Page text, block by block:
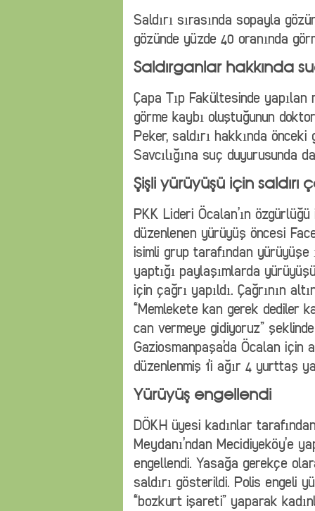
Saldırı sırasında sopayla
gözünde yüzde 40 oranında
Saldırganlar hakkında
Çapa Tıp Fakültesinde yapılan
görme kaybı oluştuğunun
Peker, saldırı hakkında
Savcılığına suç duyurusunda
Şişli yürüyüşü için saldırı
PKK Lideri Öcalan’ın
düzenlenen yürüyüş öncesi
isimli grup tarafından yürüyüşe
yaptığı paylaşımlarda
için çağrı yapıldı. Çağrının
“Memlekete kan gerek dediler
can vermeye gidiyoruz”
Gaziosmanpaşa’da Öcalan için
düzenlenmiş 1’i ağır 4 yurttaş
Yürüyüş engellendi
DÖKH üyesi kadınlar
Meydanı’ndan Mecidiyeköy’e
engellendi. Yasağa gerekçe
saldırı gösterildi. Polis engeli
“bozkurt işareti” yaparak